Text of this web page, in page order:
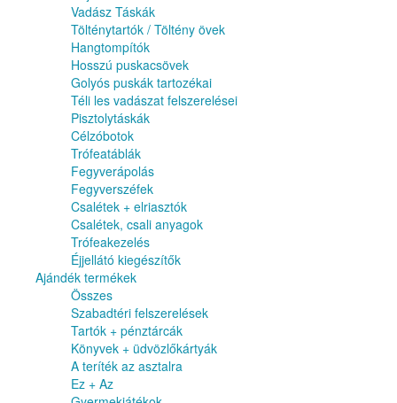
Vadász Táskák
Tölténytartók / Töltény övek
Hangtompítók
Hosszú puskacsövek
Golyós puskák tartozékai
Téli les vadászat felszerelései
Pisztolytáskák
Célzóbotok
Trófeatáblák
Fegyverápolás
Fegyverszéfek
Csalétek + elriasztók
Csalétek, csali anyagok
Trófeakezelés
Éjjellátó kiegészítők
Ajándék termékek
Összes
Szabadtéri felszerelések
Tartók + pénztárcák
Könyvek + üdvözlőkártyák
A teríték az asztalra
Ez + Az